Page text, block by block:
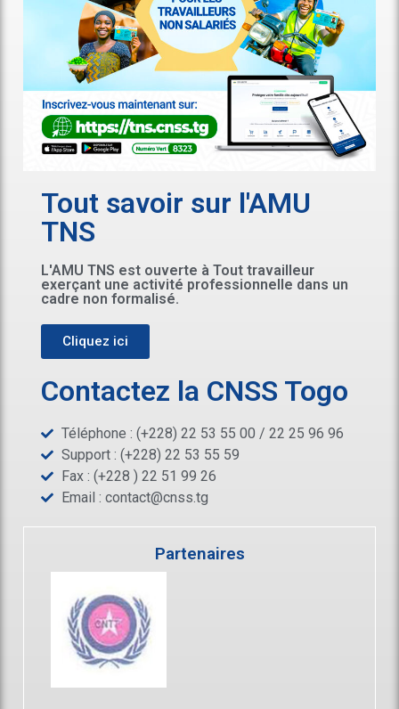
Tout savoir sur l'AMU
TNS
L'AMU TNS est ouverte à Tout travailleur
exerçant une activité professionnelle dans un
cadre non formalisé.
Cliquez ici
Contactez la CNSS Togo
Téléphone : (+228) 22 53 55 00 / 22 25 96 96
Support : (+228) 22 53 55 59
Fax : (+228 ) 22 51 99 26
Email : contact@cnss.tg
Partenaires